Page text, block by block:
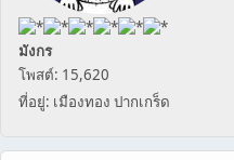
มังกร
โพสต์: 15,620
ที่อยู่: เมืองทอง ปากเกร็ด